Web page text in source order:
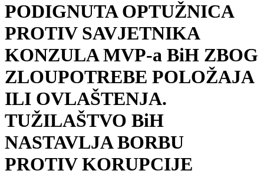
PODIGNUTA OPTUŽNICA
PROTIV SAVJETNIKA
KONZULA MVP-a BiH ZBOG
ZLOUPOTREBE POLOŽAJA
ILI OVLAŠTENJA.
TUŽILAŠTVO BiH
NASTAVLJA BORBU
PROTIV KORUPCIJE